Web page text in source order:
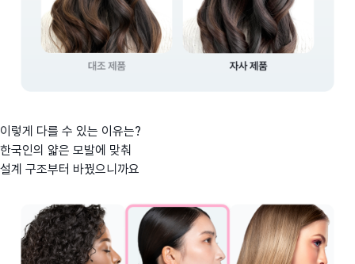
이렇게 다를 수 있는 이유는?
한국인의 얇은 모발에 맞춰
설계 구조부터 바꿨으니까요